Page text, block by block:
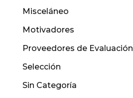
Misceláneo
Motivadores
Proveedores de Evaluación
Selección
Sin Categoría